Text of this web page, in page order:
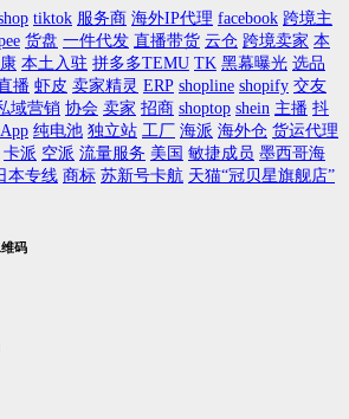
tiktok 服务商 海外IP代理 facebook 跨境主
货盘 一件代发 直播带货 云仓 跨境卖家 本
本土入驻 拼多多TEMU TK 黑幕曝光 选品
播 虾皮 卖家精灵 ERP shopline shopify 交友
域营销 协会 卖家 招商 shoptop shein 主播 抖
纯电池 独立站 工厂 海派 海外仓 货运代理
卡派 空派 流量服务 美国 敏捷成员 墨西哥海
本专线 商标 苏新号卡航 天猫“冠贝星旗舰店”
码